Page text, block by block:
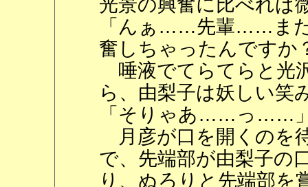
光景の興奮に比べれば
「んぁ……先輩……
奮しちゃったんですか
唾液でてらてらと光
ら、由梨子は妖しい笑
「そりゃあ……っ……
月彦が口を開くのを
で、先端部が由梨子の
り、ぬろりと先端部を